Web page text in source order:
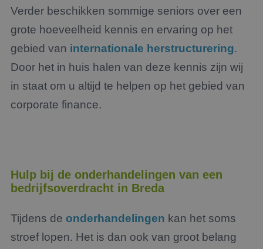
Verder beschikken sommige seniors over een
grote hoeveelheid kennis en ervaring op het
gebied van internationale herstructurering.
Door het in huis halen van deze kennis zijn wij
in staat om u altijd te helpen op het gebied van
corporate finance.
Hulp bij de onderhandelingen van een
bedrijfsoverdracht in Breda
Tijdens de onderhandelingen kan het soms
stroef lopen. Het is dan ook van groot belang